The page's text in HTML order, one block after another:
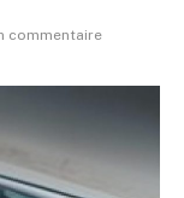
commentaire